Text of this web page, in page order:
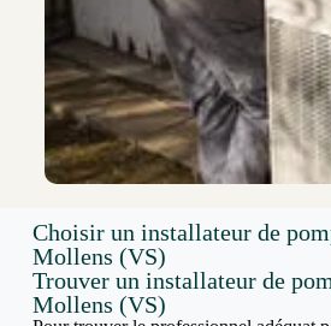
Choisir un installateur de
Mollens (VS)
Trouver un installateur de
Mollens (VS)